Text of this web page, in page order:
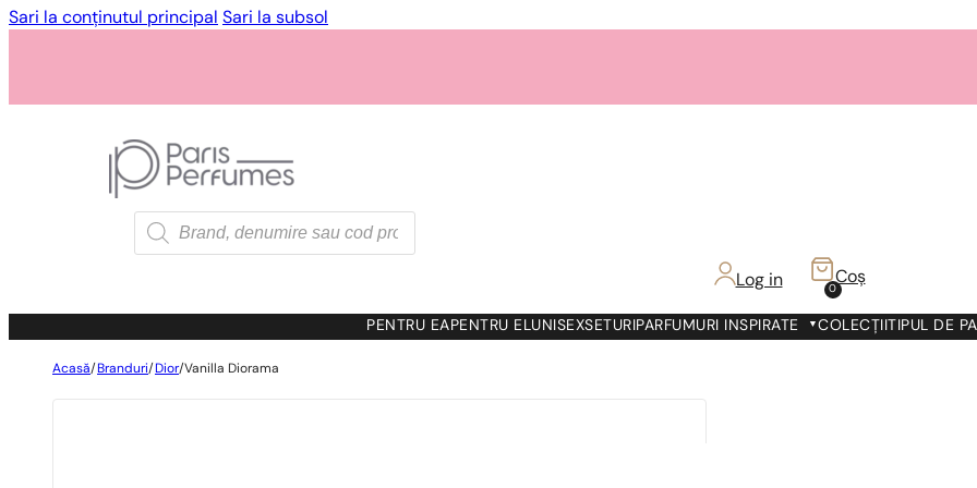
Sari la conținutul principal Sari la subsol
Products
search
Log in 0
Coș
PENTRU EAPENTRU ELUNISEXSETURIPARFUMURI INSPIRATE COLECȚIITIPUL DE
Acasă/ Branduri/ Dior/Vanilla Diorama